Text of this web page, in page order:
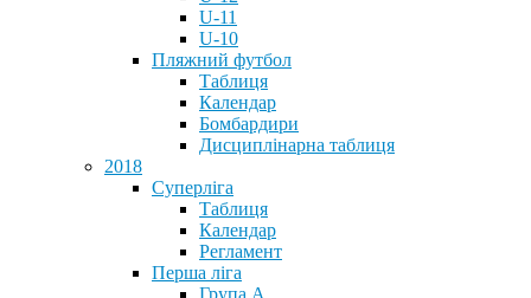
U-11
U-10
Пляжний футбол
Таблиця
Календар
Бомбардири
Дисциплінарна таблиця
2018
Суперліга
Таблиця
Календар
Регламент
Перша ліга
Група А